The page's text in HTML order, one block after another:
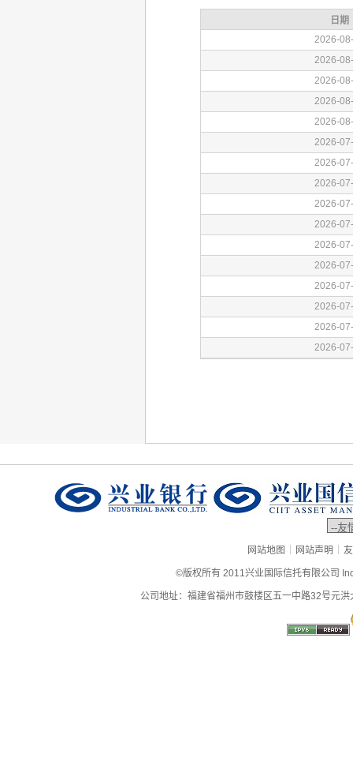
网站地图 | 网站声明 |
©版权所有 2011兴业国际信托有限公司
公司地址：福建省福州市鼓楼区五一中路32号元